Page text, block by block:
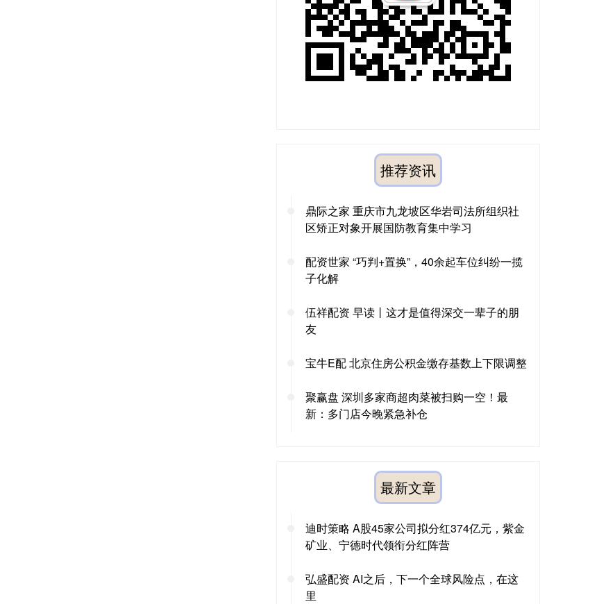
推荐资讯
鼎际之家 重庆市九龙坡区华岩司法所组织社
区矫正对象开展国防教育集中学习
配资世家 “巧判+置换”，40余起车位纠纷一揽
子化解
伍祥配资 早读丨这才是值得深交一辈子的朋
友
宝牛E配 北京住房公积金缴存基数上下限调整
聚赢盘 深圳多家商超肉菜被扫购一空！最
新：多门店今晚紧急补仓
最新文章
迪时策略 A股45家公司拟分红374亿元，紫金
矿业、宁德时代领衔分红阵营
弘盛配资 AI之后，下一个全球风险点，在这
里